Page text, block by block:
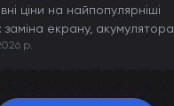
ціни на найпопулярніші
заміна екрану, акумулятора,
інших компонентів iPhone.
р.